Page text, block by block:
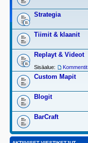
Strategia
Tiimit & klaanit
Replayt & Videot
Sisäalue: Kommentit
Custom Mapit
Blogit
BarCraft